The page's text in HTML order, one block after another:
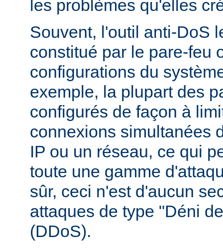
les problèmes qu'elles
Souvent, l'outil anti-DoS
constitué par le pare-feu
configurations du
exemple, la plupart des
configurés de façon à
connexions simultanées
IP ou un réseau, ce qui
toute une gamme
sûr, ceci n'est d'aucun
attaques de type "Déni
(DDoS).